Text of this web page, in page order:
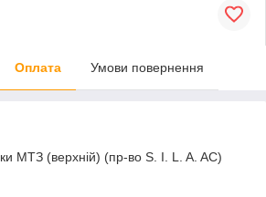
Оплата Умови повернення
МТЗ (верхній) (пр-во S. I. L. A. AC)